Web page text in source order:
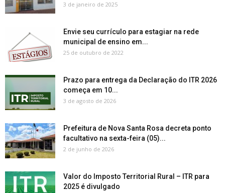
3 de janeiro de 2025
Envie seu currículo para estagiar na rede
municipal de ensino em...
25 de outubro de 2022
Prazo para entrega da Declaração do ITR 2026
começa em 10...
3 de agosto de 2026
Prefeitura de Nova Santa Rosa decreta ponto
facultativo na sexta-feira (05)...
2 de junho de 2026
Valor do Imposto Territorial Rural – ITR para
2025 é divulgado